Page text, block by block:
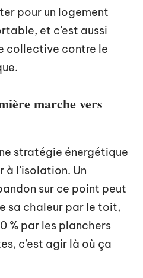
pour un logement
et c’est aussi
collective contre le
marche vers
stratégie énergétique
à l’isolation. Un
sur ce point peut
sa chaleur par le toit,
% par les planchers
c’est agir là où ça